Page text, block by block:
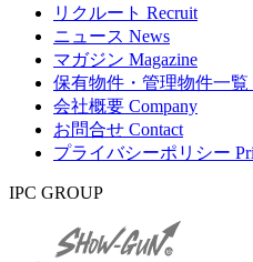
リクルート Recruit
ニュース News
マガジン Magazine
保有物件・管理物件一覧
会社概要 Company
お問合せ Contact
プライバシーポリシー
IPC GROUP